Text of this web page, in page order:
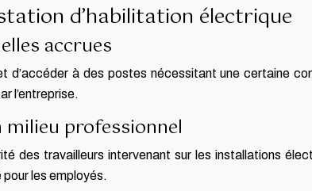
d’habilitation électrique
accrues
d’accéder à des postes nécessitant une certaine
l’entreprise.
milieu professionnel
des travailleurs intervenant sur les installations
les employés.